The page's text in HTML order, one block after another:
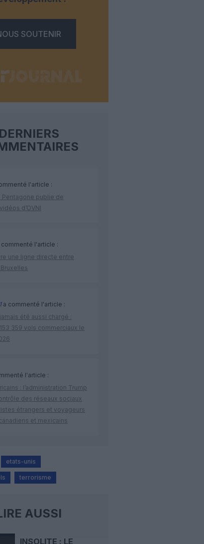
SOUTENIR
DERNIERS
l'article :
Pentagone publie de
d’OVNI
l'article :
une ligne directe entre
a commenté l'article :
été aussi chargé :
359 vols commerciaux le
l'article :
: l’administration Trump
des réseaux sociaux
étrangers et voyageurs
et mexicains
etats-unis
terrorisme
AUSSI
INSOLITE : LE